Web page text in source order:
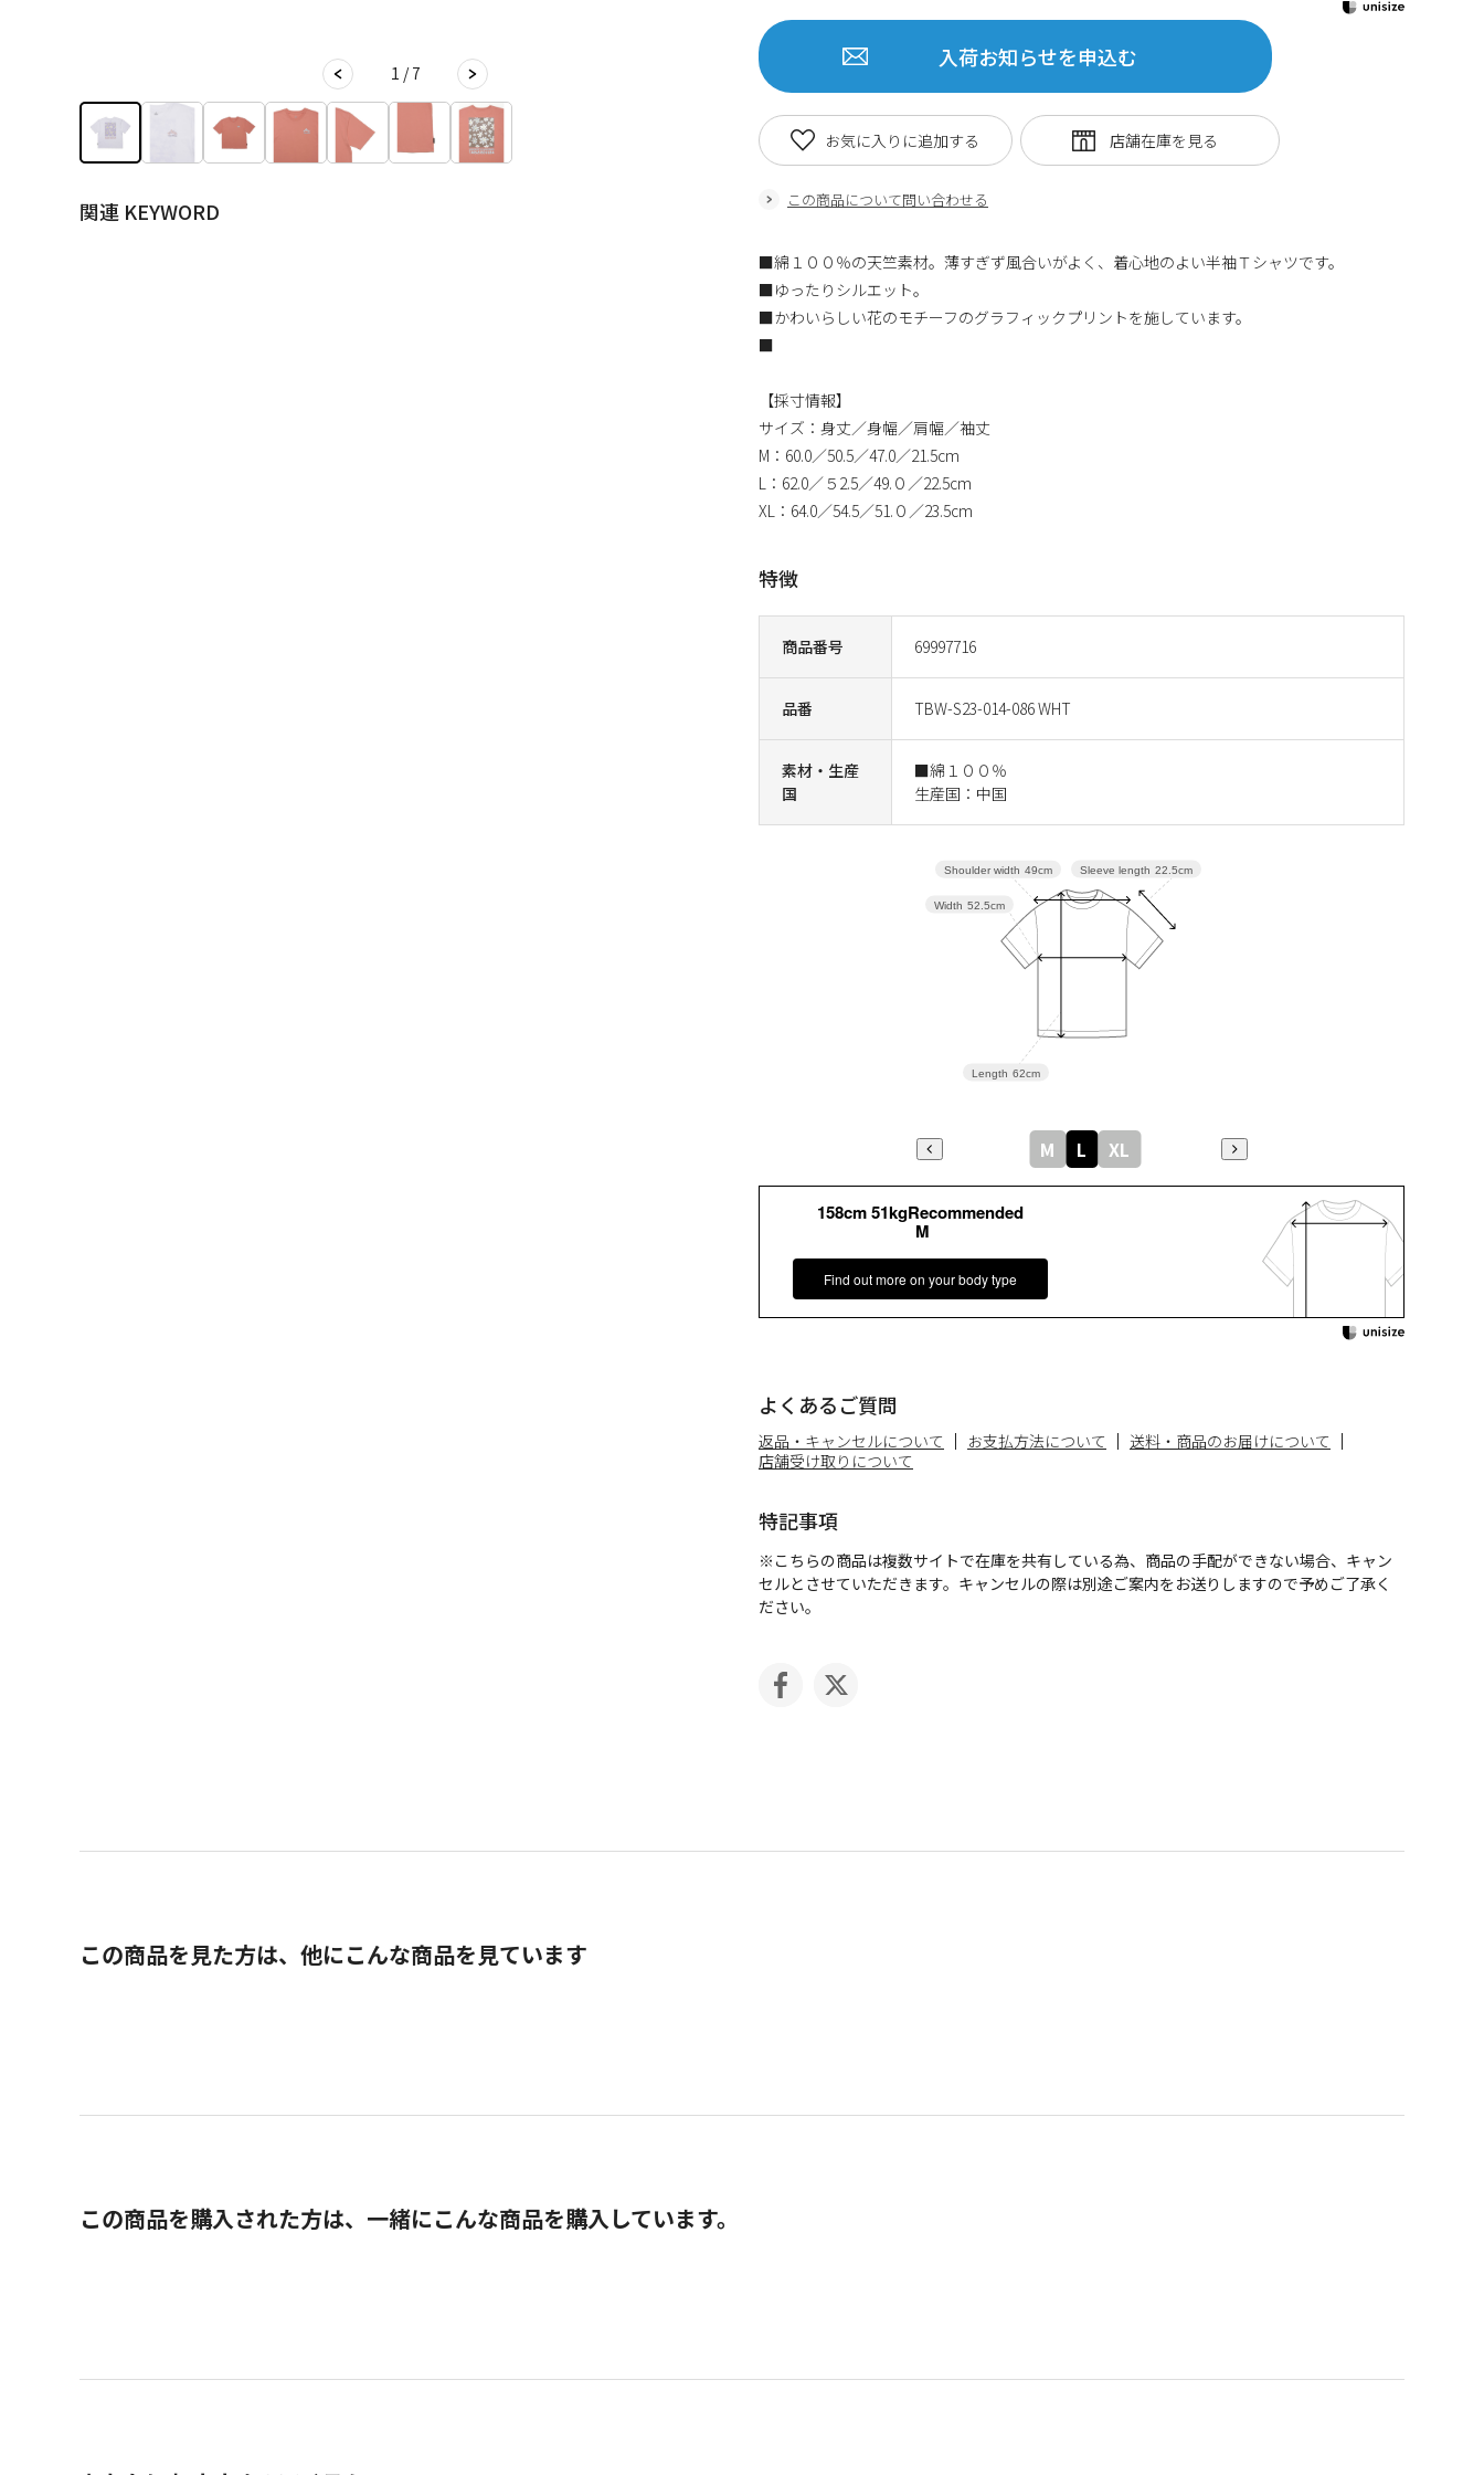
1 / 7
関連 KEYWORD
商品番号 69997716
品番 TBW-S23-014-086 WHT
素材・生産
国
■綿１００％
生産国：中国
入荷お知らせを申込む
この商品について問い合わせる
お気に入りに追加する
■綿１００％の天竺素材。薄すぎず風合いがよく、着心地のよい半袖Ｔシャツです。
■ゆったりシルエット。
■かわいらしい花のモチーフのグラフィックプリントを施しています。
■
【採寸情報】
サイズ：身丈／身幅／肩幅／袖丈
M：60.0／50.5／47.0／21.5cm
L：62.0／５2.5／49.０／22.5cm
XL：64.0／54.5／51.０／23.5cm
特徴
よくあるご質問
返品・キャンセルについて お支払方法について
送料・商品のお届けについて
店舗受け取りについて
特記事項
※こちらの商品は複数サイトで在庫を共有している為、商品の手配ができない場合、キャン
セルとさせていただきます。キャンセルの際は別途ご案内をお送りしますので予めご了承く
ださい。
158cm 51kgRecommended
M
Find out more on your body type
Sleeve length 22.5cm
Length 62cm
Width 52.5cm
Shoulder width 49cm
M L XL
この商品を見た方は、他にこんな商品を見ています
この商品を購入された方は、一緒にこんな商品を購入しています。